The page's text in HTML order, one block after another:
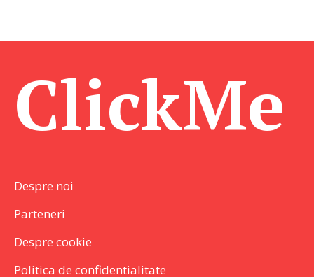
ClickMe
Despre noi
Parteneri
Despre cookie
Politica de confidentialitate